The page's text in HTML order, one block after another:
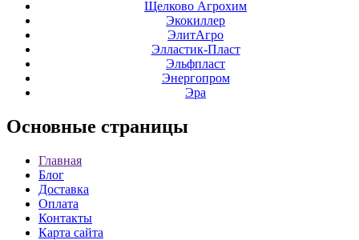
Щелково Агрохим
Экокиллер
ЭлитАгро
Элластик-Пласт
Эльфпласт
Энергопром
Эра
Основные страницы
Главная
Блог
Доставка
Оплата
Контакты
Карта сайта